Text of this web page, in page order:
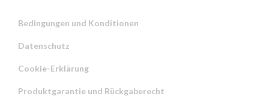
Bedingungen und Konditionen
Datenschutz
Cookie-Erklärung
Produktgarantie und Rückgaberecht